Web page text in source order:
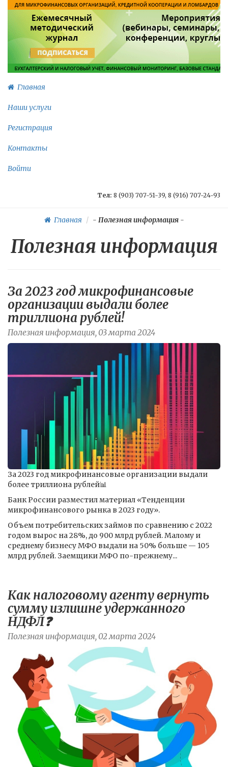
Главная
Наши услуги
Регистрация
Контакты
Войти
Тел: 8 (903) 707-51-39, 8 (916) 707-24-93
Главная - Полезная информация-
Полезная информация
За 2023 год микрофинансовые
организации выдали более
триллиона рублей!
Полезная информация, 03 марта 2024
За 2023 год микрофинансовые организации выдали
более триллиона рублей📊
Банк России разместил материал «Тенденции
микрофинансового рынка в 2023 году».
Объем потребительских займов по сравнению с 2022
годом вырос на 28%, до 900 млрд рублей. Малому и
среднему бизнесу МФО выдали на 50% больше — 105
млрд рублей. Заемщики МФО по-прежнему...
Как налоговому агенту вернуть
сумму излишне удержанного
НДФЛ❓
Полезная информация, 02 марта 2024